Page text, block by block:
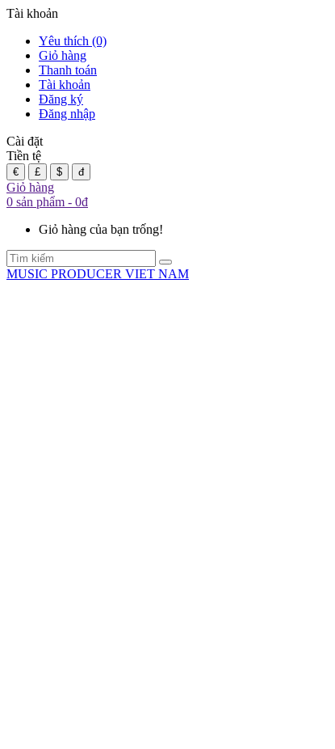
Tài khoản
Yêu thích (0)
Giỏ hàng
Thanh toán
Tài khoản
Đăng ký
Đăng nhập
Cài đặt
Tiền tệ
€ £ $ đ
Giỏ hàng
0 sản phẩm - 0đ
Giỏ hàng của bạn trống!
MUSIC PRODUCER VIET NAM